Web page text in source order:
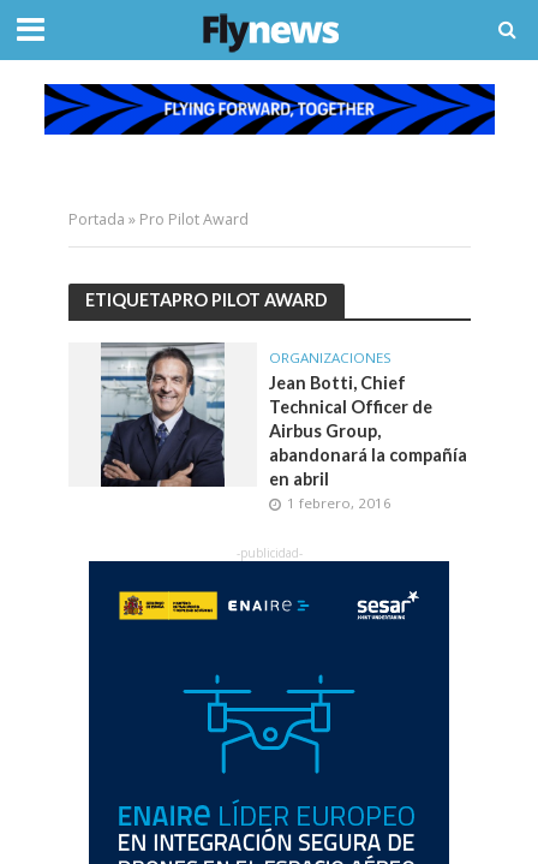
Portada » Pro Pilot Award
ETIQUETAPRO PILOT AWARD
ORGANIZACIONES
Jean Botti, Chief
Technical Officer de
Airbus Group,
abandonará la compañía
en abril
1 febrero, 2016